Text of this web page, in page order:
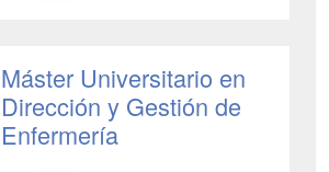
Máster Universitario en
Dirección y Gestión de
Enfermería